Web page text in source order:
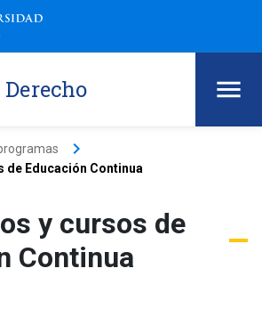
keyboard_arrow_right
de Educación Continua
y cursos de
Continua